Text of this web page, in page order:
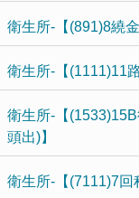
衛生所-【(891)8繞金
衛生所-【(1111)11
衛生所-【
頭出)】
衛生所-【(7111)7回